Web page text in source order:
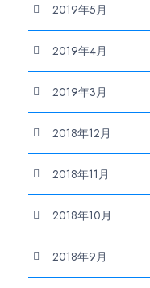
2019年5月
2019年4月
2019年3月
2018年12月
2018年11月
2018年10月
2018年9月